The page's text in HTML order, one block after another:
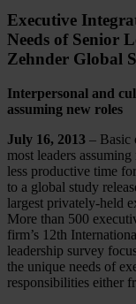
Executive
Needs of Senior
Zehnder Global
Interpersonal and
assuming new roles
July 16, 2013 – Basic
most leaders
less productive time
to a global study
largest privately-held
More than 500
firm’s 12th
leadership survey
the unique needs of
responsibilities either